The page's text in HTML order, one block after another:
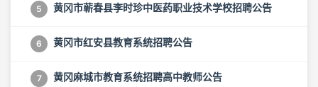
5 黄冈市蕲春县李时珍中医药职业技术学校招聘公告
6 黄冈市红安县教育系统招聘公告
7 黄冈麻城市教育系统招聘高中教师公告